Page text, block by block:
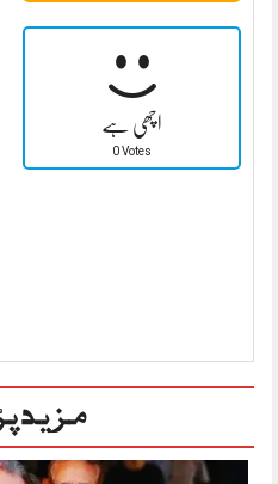
اچھی ہے
0 Votes
مزید